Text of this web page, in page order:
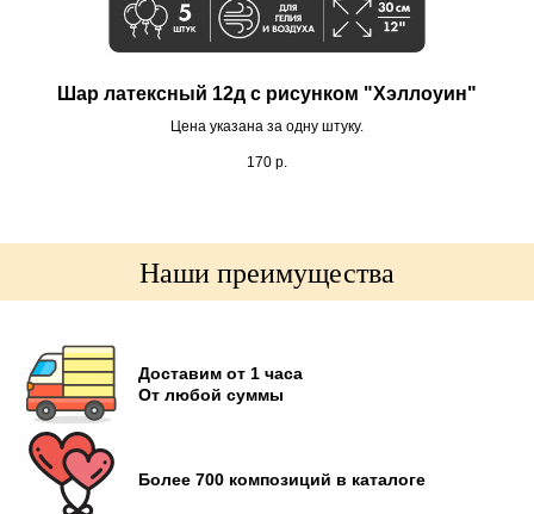
Шар латексный 12д с рисунком "Хэллоуин"
Цена указана за одну штуку.
170 р.
Наши преимущества
Доставим от 1 часа
От любой суммы
Более 700 композиций в каталоге